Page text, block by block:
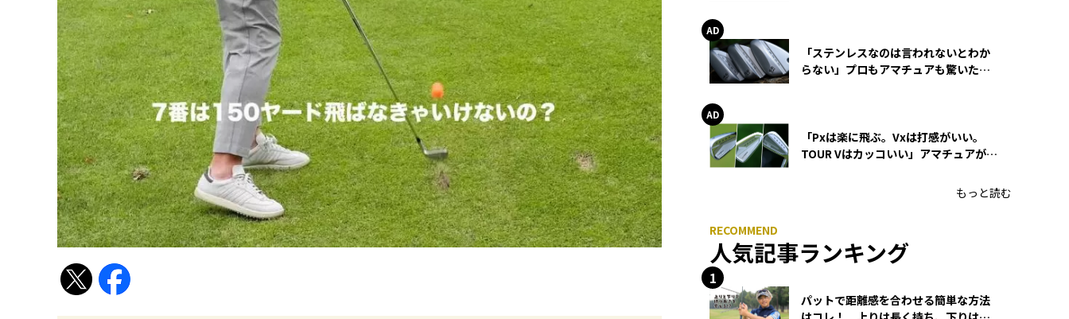
「ステンレスなのは言われないとわか
らない」プロもアマチュアも驚いた
「Pxは楽に飛ぶ。Vxは打感がいい。
TOUR Vはカッコいい」アマチュアが選
もっと読む
人気記事ランキング
パットで距離感を合わせる簡単な方法